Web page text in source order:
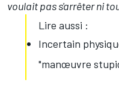
voulait pas s'arrêter ni
Lire aussi :
Incertain
"manœuvre